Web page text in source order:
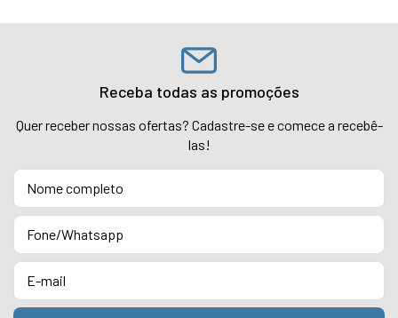
Receba todas as promoções
Quer receber nossas ofertas? Cadastre-se e comece a recebê-
las!